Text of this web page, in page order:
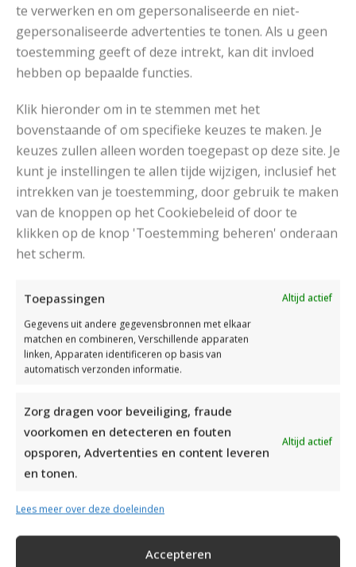
te verwerken en om gepersonaliseerde en niet-
gepersonaliseerde advertenties te tonen. Als u geen
toestemming geeft of deze intrekt, kan dit invloed
hebben op bepaalde functies.
Klik hieronder om in te stemmen met het
bovenstaande of om specifieke keuzes te maken. Je
keuzes zullen alleen worden toegepast op deze site. Je
kunt je instellingen te allen tijde wijzigen, inclusief het
intrekken van je toestemming, door gebruik te maken
van de knoppen op het Cookiebeleid of door te
klikken op de knop 'Toestemming beheren' onderaan
het scherm.
Toepassingen
Altijd actief
Gegevens uit andere gegevensbronnen met elkaar
matchen en combineren, Verschillende apparaten
linken, Apparaten identificeren op basis van
automatisch verzonden informatie.
Zorg dragen voor beveiliging, fraude
voorkomen en detecteren en fouten
opsporen, Advertenties en content leveren
en tonen.
Altijd actief
Lees meer over deze doeleinden
Accepteren